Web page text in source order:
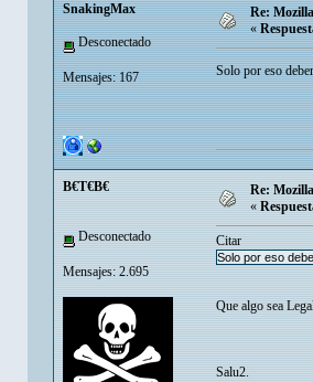
SnakingMax
Desconectado
Mensajes: 167
Re:
«
Solo por eso
B€T€B€
Desconectado
Mensajes: 2.695
Re:
«
Citar
Solo por eso
Que algo sea
Salu2.